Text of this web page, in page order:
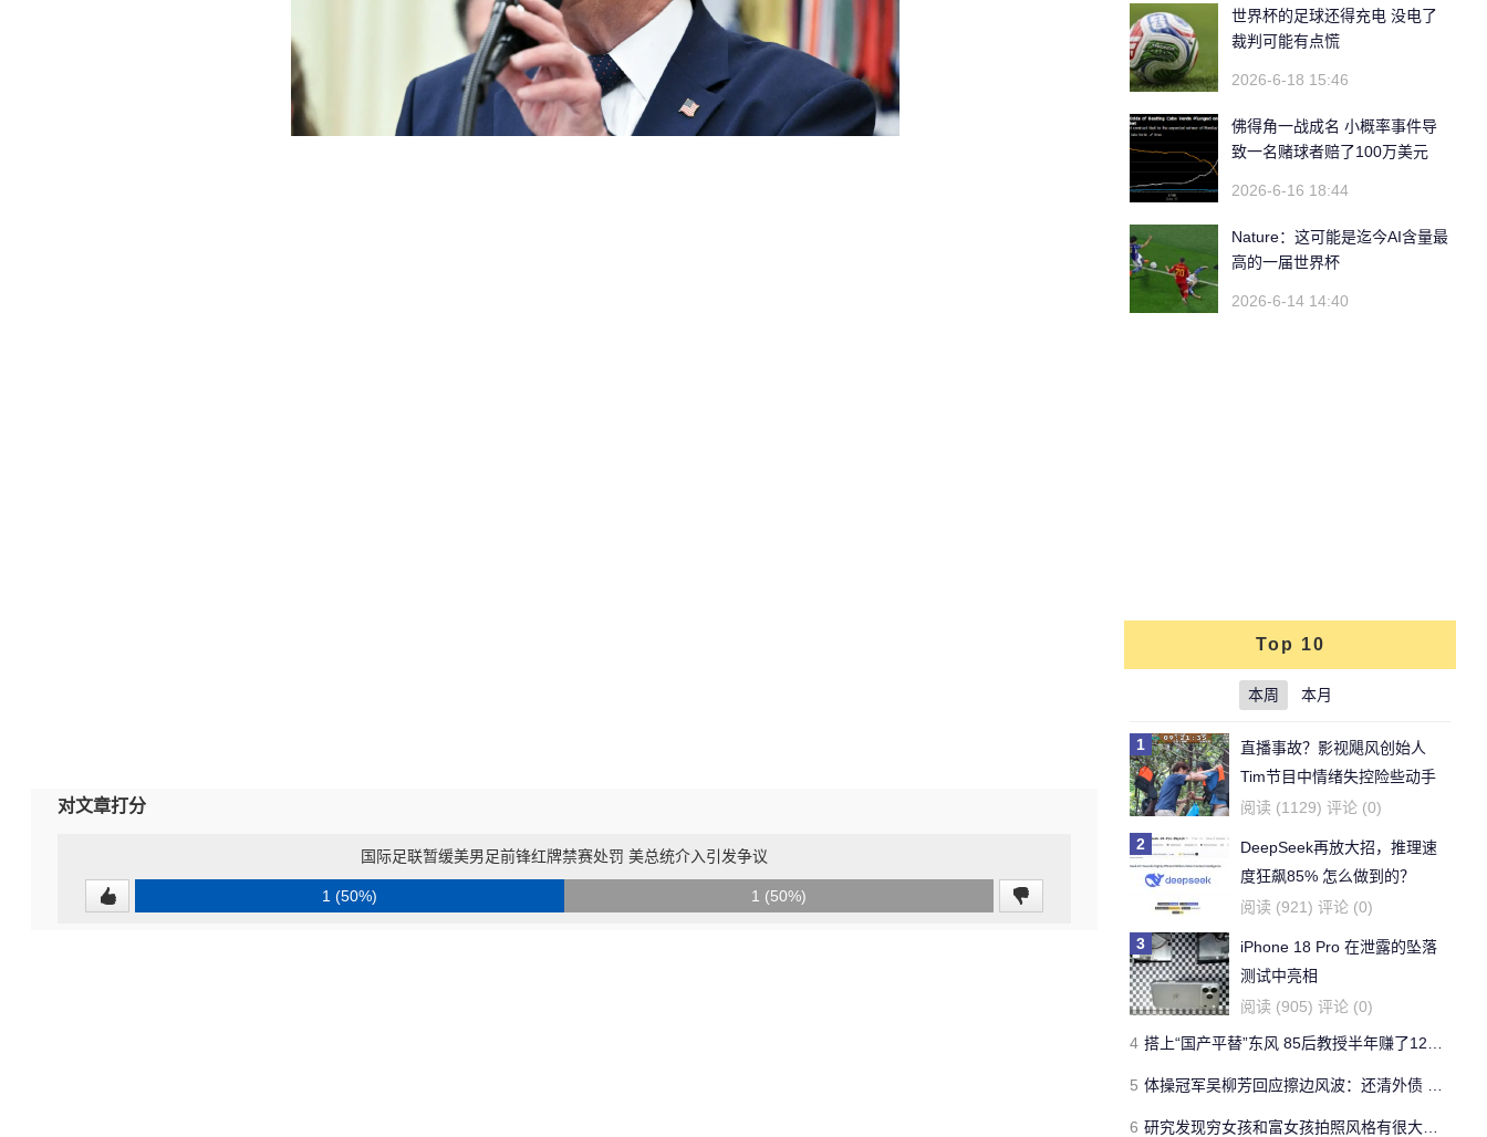
对文章打分
国际足联暂缓美男足前锋红牌禁赛处罚 美总统介入引发争议
1 (50%) 1 (50%)
世界杯的足球还得充电 没电了
裁判可能有点慌
2026-6-18 15:46
佛得角一战成名 小概率事件导
致一名赌球者赔了100万美元
2026-6-16 18:44
Nature：这可能是迄今AI含量最
高的一届世界杯
2026-6-14 14:40
Top 10
本周 本月
1
直播事故？影视飓风创始人
Tim节目中情绪失控险些动手
阅读 (1129) 评论 (0)
2
DeepSeek再放大招，推理速
度狂飙85% 怎么做到的？
阅读 (921) 评论 (0)
3
iPhone 18 Pro 在泄露的坠落
测试中亮相
阅读 (905) 评论 (0)
4 搭上“国产平替”东风 85后教授半年赚了1200亿
5 体操冠军吴柳芳回应擦边风波：还清外债 重拾体面
6 研究发现穷女孩和富女孩拍照风格有很大差异